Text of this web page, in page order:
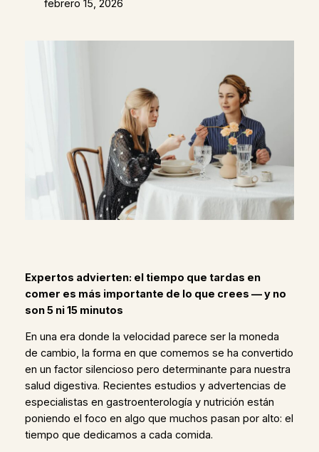
febrero 15, 2026
Expertos advierten: el tiempo que tardas en
comer es más importante de lo que crees — y no
son 5 ni 15 minutos
En una era donde la velocidad parece ser la moneda
de cambio, la forma en que comemos se ha convertido
en un factor silencioso pero determinante para nuestra
salud digestiva. Recientes estudios y advertencias de
especialistas en gastroenterología y nutrición están
poniendo el foco en algo que muchos pasan por alto: el
tiempo que dedicamos a cada comida.